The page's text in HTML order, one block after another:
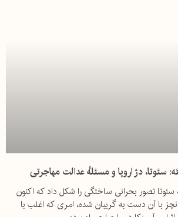
سئوتا، دژ اروپا و مسئلهٔ عدالت مهاجرتی
سئوتا تصور بحرانی ساختگی را شکل داد که اکنون
با آن دست‌ به گریبان شده، امری که اغلب با